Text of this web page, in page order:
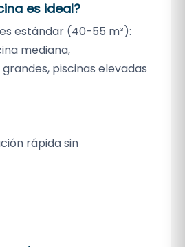
es ideal?
estándar (40-55 m³):
mediana,
piscinas elevadas
rápida sin